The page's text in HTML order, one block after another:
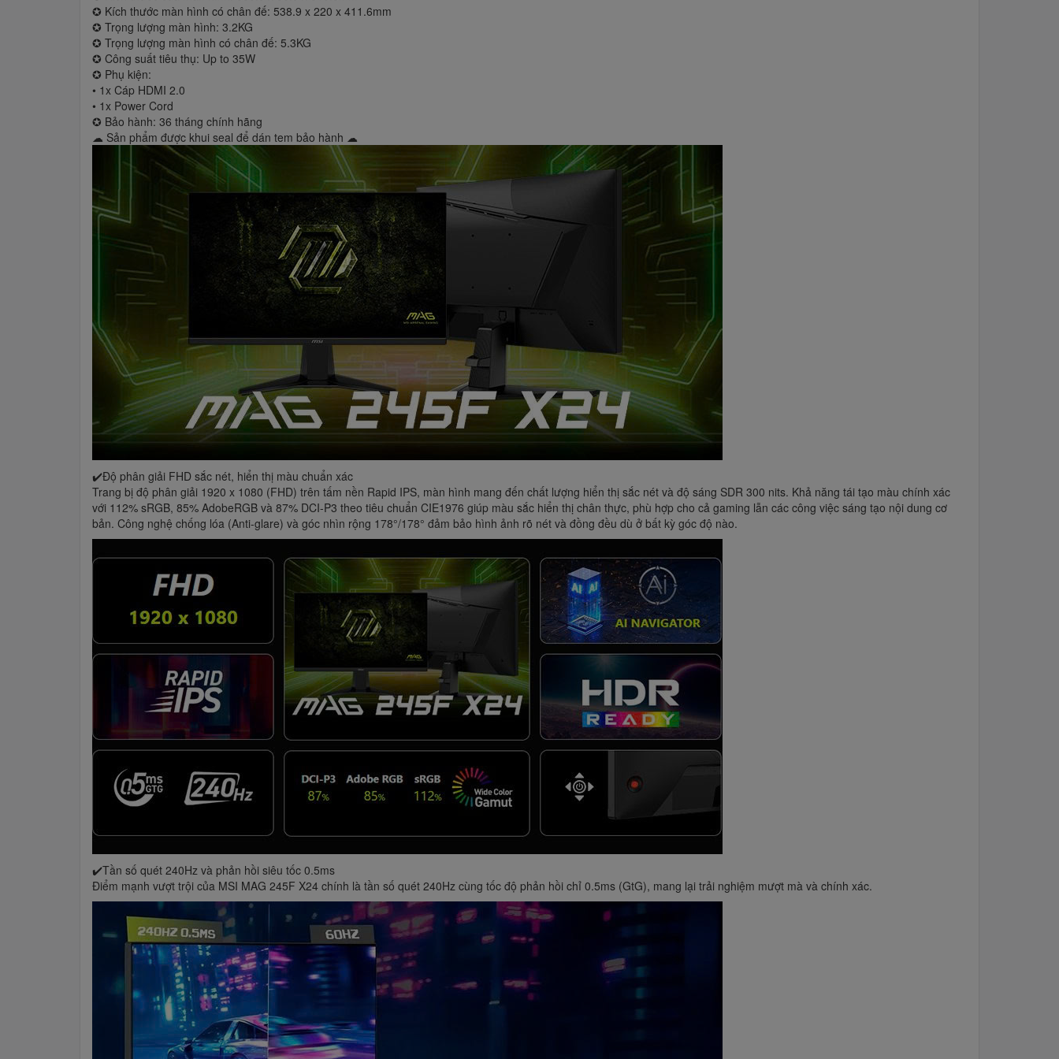
✪ Kích thước màn hình có chân đế: 538.9 x 220 x 411.6mm
✪ Trọng lượng màn hình: 3.2KG
✪ Trọng lượng màn hình có chân đế: 5.3KG
✪ Công suất tiêu thụ: Up to 35W
✪ Phụ kiện:
• 1x Cáp HDMI 2.0
• 1x Power Cord
✪ Bảo hành: 36 tháng chính hãng
☁ Sản phẩm được khui seal để dán tem bảo hành ☁
✔️Độ phân giải FHD sắc nét, hiển thị màu chuẩn xác
Trang bị độ phân giải 1920 x 1080 (FHD) trên tấm nền Rapid IPS, màn hình mang đến chất lượng hiển thị sắc nét và độ sáng SDR 300 nits. Khả năng tái tạo màu chính xác
với 112% sRGB, 85% AdobeRGB và 87% DCI-P3 theo tiêu chuẩn CIE1976 giúp màu sắc hiển thị chân thực, phù hợp cho cả gaming lẫn các công việc sáng tạo nội dung cơ
bản. Công nghệ chống lóa (Anti-glare) và góc nhìn rộng 178°/178° đảm bảo hình ảnh rõ nét và đồng đều dù ở bất kỳ góc độ nào.
✔️Tần số quét 240Hz và phản hồi siêu tốc 0.5ms
Điểm mạnh vượt trội của MSI MAG 245F X24 chính là tần số quét 240Hz cùng tốc độ phản hồi chỉ 0.5ms (GtG), mang lại trải nghiệm mượt mà và chính xác.